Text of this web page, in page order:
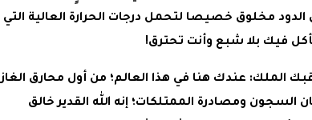
مخلوق خصيصا لتحمل درجات الحرارة العالية التي
فيك بلا شبع وأنت تحترق!
الملك: عندك هنا في هذا العالم؛ من أول محارق الغاز
السجون ومصادرة الممتلكات؛ إنه الله القدير خالق